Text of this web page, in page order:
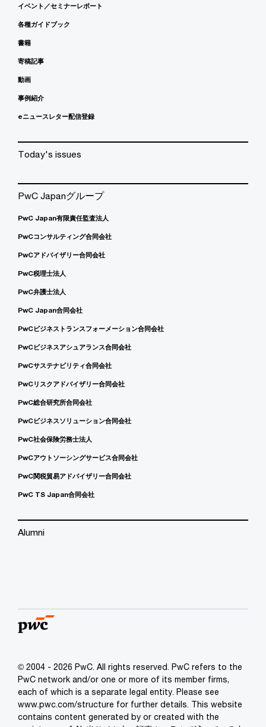
イベント／セミナーレポート
各種ガイドブック
書籍
寄稿記事
動画
事例紹介
eニュースレター配信登録
Today's issues
PwC Japanグループ
PwC Japan有限責任監査法人
PwCコンサルティング合同会社
PwCアドバイザリー合同会社
PwC税理士法人
PwC弁護士法人
PwC Japan合同会社
PwCビジネストランスフォーメーション合同会社
PwCビジネスアシュアランス合同会社
PwCサステナビリティ合同会社
PwCリスクアドバイザリー合同会社
PwC総合研究所合同会社
PwCビジネスソリューション合同会社
PwC社会保険労務士法人
PwCアウトソーシングサービス合同会社
PwC関税貿易アドバイザリー合同会社
PwC TS Japan合同会社
Alumni
© 2004 - 2026 PwC. All rights reserved. PwC refers to the
PwC network and/or one or more of its member firms,
each of which is a separate legal entity. Please see
www.pwc.com/structure for further details. This website
contains content generated by or created with the